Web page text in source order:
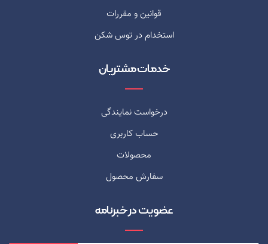
قوانین و مقررات
استخدام در توس شکن
خدمات مشتریان
درخواست نمایندگی
حساب کاربری
محصولات
سفارش محصول
عضویت در خبرنامه